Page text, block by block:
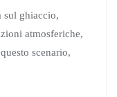
sul ghiaccio,
atmosferiche,
scenario,